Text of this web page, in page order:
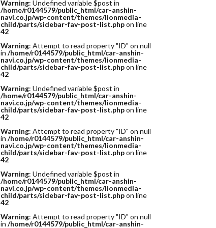
Warning: Undefined variable $post in
/home/r0144579/public_html/car-anshin-
navi.co.jp/wp-content/themes/lionmedia-
child/parts/sidebar-fav-post-list.phpon line
42
Warning: Attempt to read property "ID" on null
in /home/r0144579/public_html/car-anshin-
navi.co.jp/wp-content/themes/lionmedia-
child/parts/sidebar-fav-post-list.phpon line
42
Warning: Undefined variable $post in
/home/r0144579/public_html/car-anshin-
navi.co.jp/wp-content/themes/lionmedia-
child/parts/sidebar-fav-post-list.phpon line
42
Warning: Attempt to read property "ID" on null
in /home/r0144579/public_html/car-anshin-
navi.co.jp/wp-content/themes/lionmedia-
child/parts/sidebar-fav-post-list.phpon line
42
Warning: Undefined variable $post in
/home/r0144579/public_html/car-anshin-
navi.co.jp/wp-content/themes/lionmedia-
child/parts/sidebar-fav-post-list.phpon line
42
Warning: Attempt to read property "ID" on null
in /home/r0144579/public_html/car-anshin-